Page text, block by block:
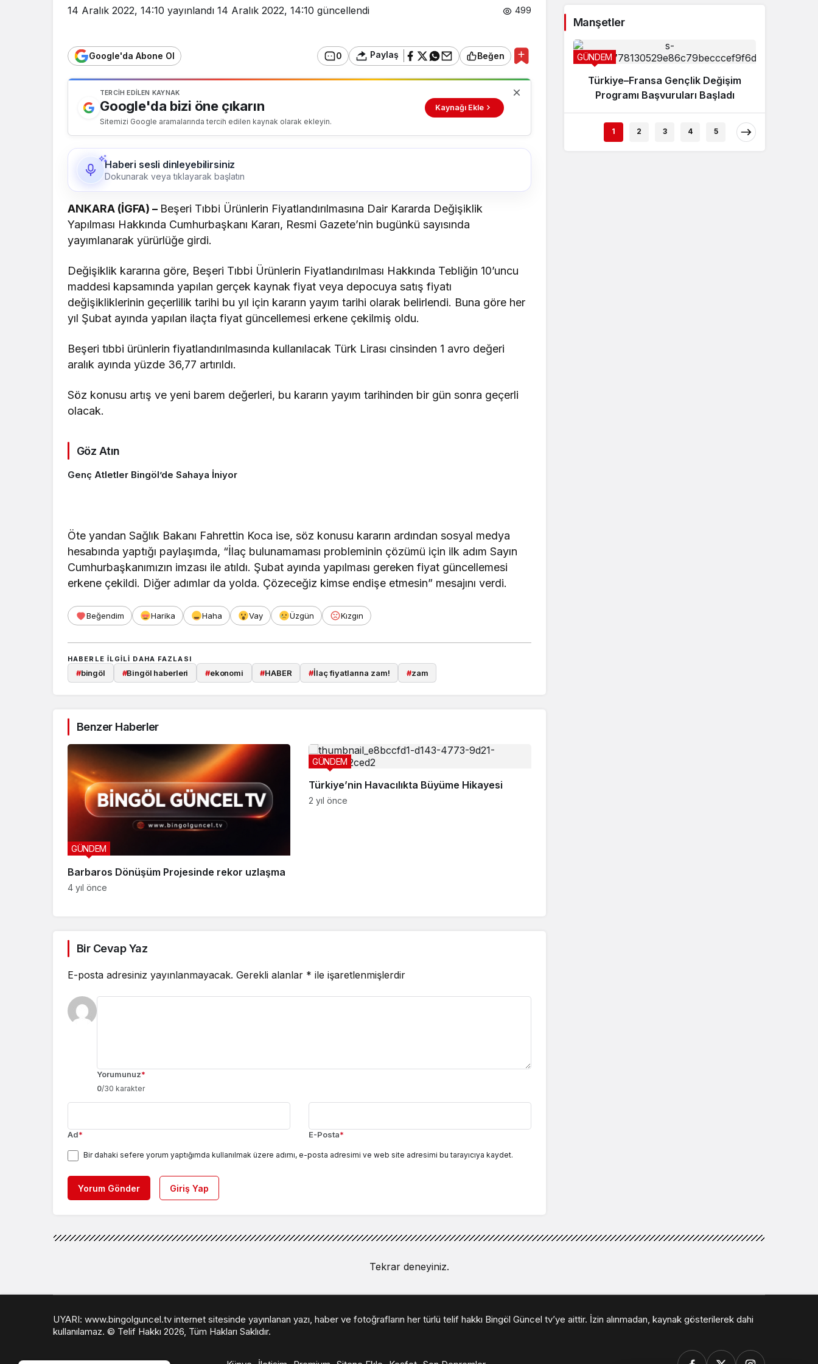
Sistem modunu seçin.
14 Aralık 2022, 14:10 yayınlandı 14 Aralık 2022, 14:10 güncellendi 499
Google'da Abone Ol 0 Paylaş Beğen
TERCIH EDILEN KAYNAK
Google'da bizi öne çıkarın
Sitemizi Google aramalarında tercih edilen kaynak olarak ekleyin.
Kaynağı Ekle
Haberi sesli dinleyebilirsiniz
Dokunarak veya tıklayarak başlatın
ANKARA (İGFA) – Beşeri Tıbbi Ürünlerin Fiyatlandırılmasına Dair Kararda Değişiklik
Yapılması Hakkında Cumhurbaşkanı Kararı, Resmi Gazete’nin bugünkü sayısında
yayımlanarak yürürlüğe girdi.
Değişiklik kararına göre, Beşeri Tıbbi Ürünlerin Fiyatlandırılması Hakkında Tebliğin 10’uncu
maddesi kapsamında yapılan gerçek kaynak fiyat veya depocuya satış fiyatı
değişikliklerinin geçerlilik tarihi bu yıl için kararın yayım tarihi olarak belirlendi. Buna göre her
yıl Şubat ayında yapılan ilaçta fiyat güncellemesi erkene çekilmiş oldu.
Beşeri tıbbi ürünlerin fiyatlandırılmasında kullanılacak Türk Lirası cinsinden 1 avro değeri
aralık ayında yüzde 36,77 artırıldı.
Söz konusu artış ve yeni barem değerleri, bu kararın yayım tarihinden bir gün sonra geçerli
olacak.
Göz Atın
Genç Atletler Bingöl’de Sahaya İniyor
Öte yandan Sağlık Bakanı Fahrettin Koca ise, söz konusu kararın ardından sosyal medya
hesabında yaptığı paylaşımda, “İlaç bulunamaması probleminin çözümü için ilk adım Sayın
Cumhurbaşkanımızın imzası ile atıldı. Şubat ayında yapılması gereken fiyat güncellemesi
erkene çekildi. Diğer adımlar da yolda. Çözeceğiz kimse endişe etmesin” mesajını verdi.
Beğendim Harika Haha Vay Üzgün Kızgın
HABERLE ILGILI DAHA FAZLASI
#bingöl #Bingöl haberleri #ekonomi #HABER #İlaç fiyatlarına zam! #zam
Benzer Haberler
Barbaros Dönüşüm Projesinde rekor uzlaşma
GÜNDEM
4 yıl önce
Türkiye’nin Havacılıkta Büyüme Hikayesi
GÜNDEM
2 yıl önce
Bir Cevap Yaz
E-posta adresiniz yayınlanmayacak. Gerekli alanlar * ile işaretlenmişlerdir
Yorumunuz*
0/30 karakter
Ad* E-Posta*
Bir dahaki sefere yorum yaptığımda kullanılmak üzere adımı, e-posta adresimi ve web site adresimi bu tarayıcıya kaydet.
Yorum Gönder Giriş Yap
Manşetler
GÜNDEM
Türkiye–Fransa Gençlik Değişim
Programı Başvuruları Başladı
1 2 3 4 5
Tekrar deneyiniz.
UYARI: www.bingolguncel.tv internet sitesinde yayınlanan yazı, haber ve fotoğrafların her türlü telif hakkı Bingöl Güncel tv’ye aittir. İzin alınmadan, kaynak gösterilerek dahi
kullanılamaz. © Telif Hakkı 2026, Tüm Hakları Saklıdır.
Takip Et
Facebook
Youtube Instagram